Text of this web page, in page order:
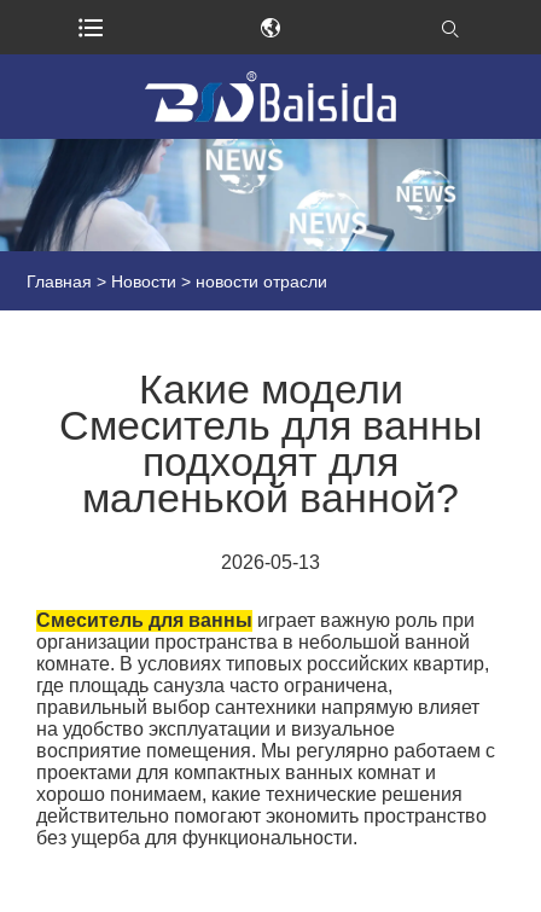
Главная > Новости > новости отрасли
Какие модели
Смеситель для ванны
подходят для
маленькой ванной?
2026-05-13
Смеситель для ванны играет важную роль при
организации пространства в небольшой ванной
комнате. В условиях типовых российских квартир,
где площадь санузла часто ограничена,
правильный выбор сантехники напрямую влияет
на удобство эксплуатации и визуальное
восприятие помещения. Мы регулярно работаем с
проектами для компактных ванных комнат и
хорошо понимаем, какие технические решения
действительно помогают экономить пространство
без ущерба для функциональности.